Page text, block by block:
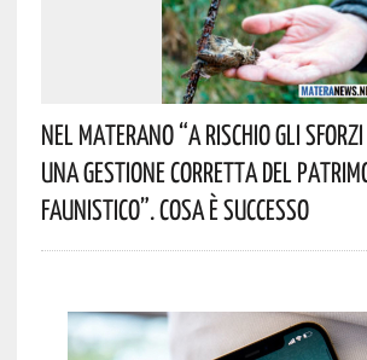
Nel Materano “a Rischio Gli
Una Gestione Corretta Del
Faunistico”. Cosa È Successo